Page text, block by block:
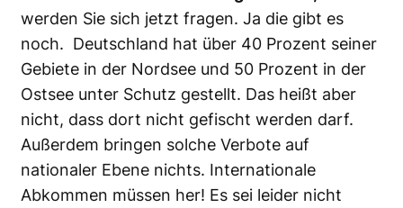
werden Sie sich jetzt fragen. Ja die gibt es
noch. Deutschland hat über 40 Prozent seiner
Gebiete in der Nordsee und 50 Prozent in der
Ostsee unter Schutz gestellt. Das heißt aber
nicht, dass dort nicht gefischt werden darf.
Außerdem bringen solche Verbote auf
nationaler Ebene nichts. Internationale
Abkommen müssen her! Es sei leider nicht